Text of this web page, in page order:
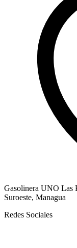
Gasolinera UNO Las
Suroeste, Managua
Redes Sociales